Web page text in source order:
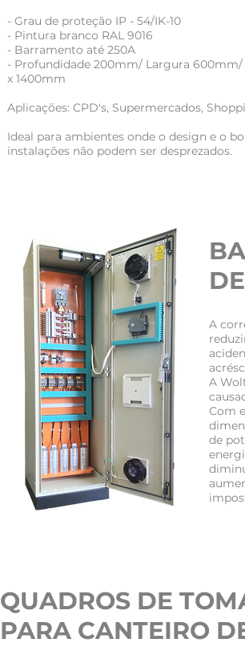
- Grau de proteção IP - 54/IK-10
- Pintura branco RAL 9016
- Barramento até 250A
- Profundidade 200mm/ Largura
x 1400mm
Aplicações: CPD's, Supermercados,
Ideal para ambientes onde o design e o
instalações não podem ser desprezados.
A
A
Com
de
QUADROS DE
PARA CANTEIRO